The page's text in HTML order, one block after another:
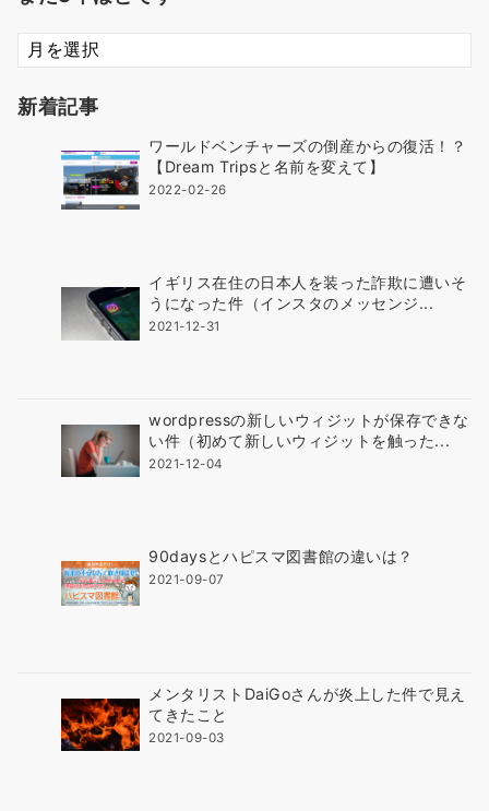
ま
だ
年
新着記事
ワールドベンチャーズの倒産からの復活！？
【Dream Tripsと名前を変えて】
2022-02-26
イギリス在住の日本人を装った詐欺に遭いそ
うになった件（インスタのメッセンジ...
2021-12-31
wordpressの新しいウィジットが保存できな
い件（初めて新しいウィジットを触った...
2021-12-04
90daysとハピスマ図書館の違いは？
2021-09-07
メンタリストDaiGoさんが炎上した件で見え
てきたこと
2021-09-03